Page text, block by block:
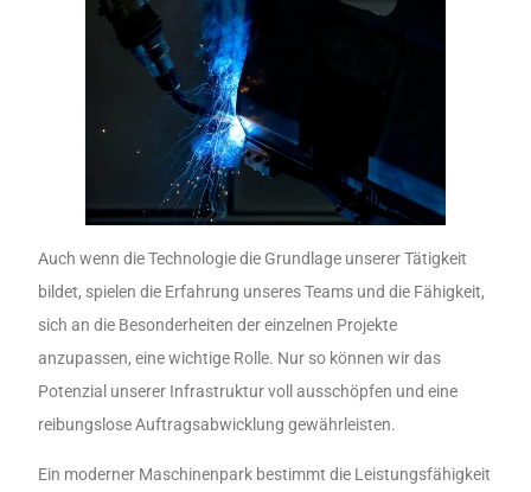
Auch wenn die Technologie die Grundlage unserer Tätigkeit
bildet, spielen die Erfahrung unseres Teams und die Fähigkeit,
sich an die Besonderheiten der einzelnen Projekte
anzupassen, eine wichtige Rolle. Nur so können wir das
Potenzial unserer Infrastruktur voll ausschöpfen und eine
reibungslose Auftragsabwicklung gewährleisten.
Ein moderner Maschinenpark bestimmt die Leistungsfähigkeit